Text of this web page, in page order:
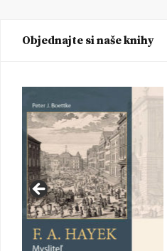
Objednajte si naše knihy